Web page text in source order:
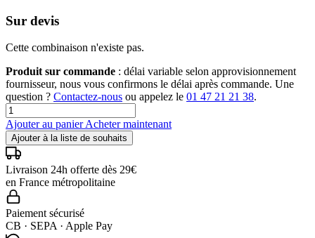
Sur devis
Cette combinaison n'existe pas.
Produit sur commande : délai variable selon approvisionnement
fournisseur, nous vous confirmons le délai après commande. Une
question ? Contactez-nous ou appelez le 01 47 21 21 38.
Ajouter au panierAcheter maintenant
Ajouter à la liste de souhaits
Livraison 24h offerte dès 29€
en France métropolitaine
Paiement sécurisé
CB · SEPA · Apple Pay